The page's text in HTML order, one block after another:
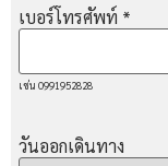
เบอร์โทรศัพท์ *
เช่น 0991952828
วันออกเดินทาง